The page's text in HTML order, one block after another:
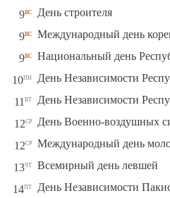
9вс День строителя
9вс Международный день
9вс Национальный день
10пн День Независимости
11 вт День Независимости
12ср День Военно-воздушных
12ср Международный день
13чт Всемирный день левшей
14пт День Независимости